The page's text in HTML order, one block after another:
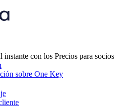
instante con los Precios para socios
sobre One Key